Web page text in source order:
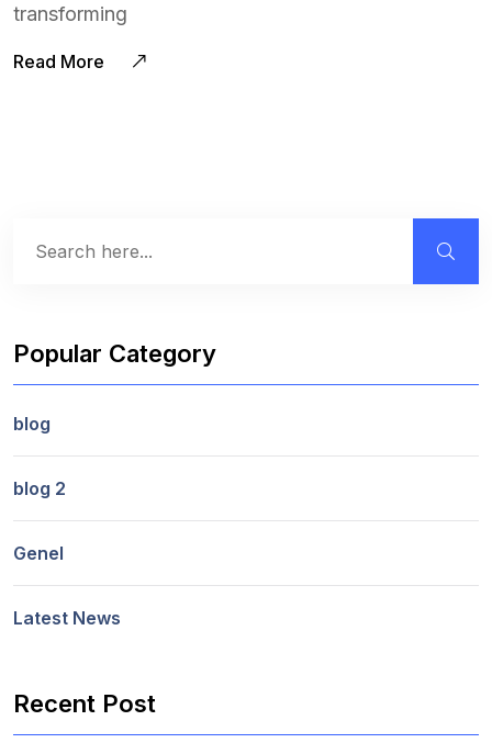
transforming
Read More
Popular Category
blog
blog 2
Genel
Latest News
Recent Post